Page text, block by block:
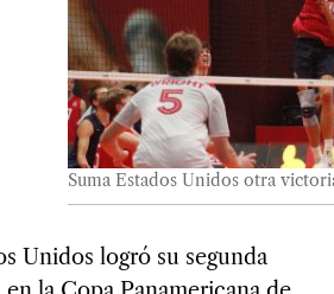
Suma Estados Unidos otra
Unidos logró su segunda